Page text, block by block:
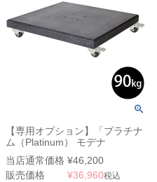
【専用オプション】「プラチナ
ム（Platinum） モデナ
（Modena） 大型パラソル用 キ
ャスター付きベース 90kg」
当店通常価格 ¥46,200
販売価格
¥36,960税込